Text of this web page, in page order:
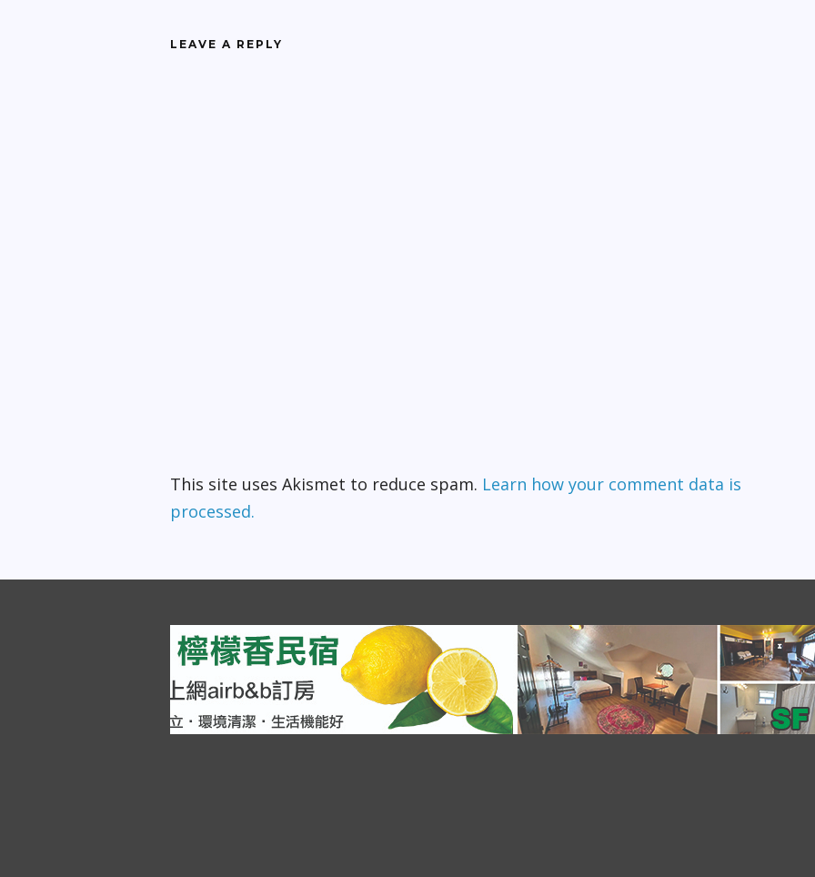
LEAVE A REPLY
This site uses Akismet to reduce spam. Learn how your comment data is
processed.